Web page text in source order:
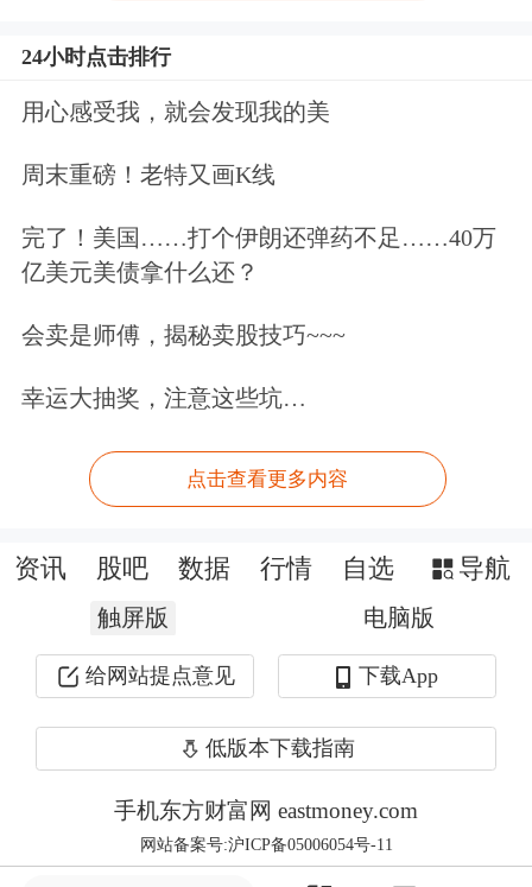
泡街区。
年，泡泡玛特在新加坡滨海湾金沙国际
期三天的展会参观人数超过2万，这一
数字在2024年落地新加坡的第二届海外
展会在过去也给泡泡玛特带来了一定的
收入，但整体占比较小。根据公司招股
书，2017年至2019年，公司的展会收益
分别为680万元、2560万元、4550万
元，分别约占同期总收益的4.3%、
5.0%、2.7%。在此后的公司年报中，未
再披露相关收益情况。
Level-2千档行情免费送，主力动向全透
24小时点击排行
用心感受我，就会发现我的美
周末重磅！老特又画K线
完了！美国……打个伊朗还弹药不足……40万
亿美元美债拿什么还？
会卖是师傅，揭秘卖股技巧~~~
幸运大抽奖，注意这些坑…
点击查看更多内容
资讯 股吧 数据 行情 自选 导航
触屏版 电脑版
给网站提点意见 下载App
低版本下载指南
手机东方财富网 eastmoney.com
网站备案号:沪ICP备05006054号-11